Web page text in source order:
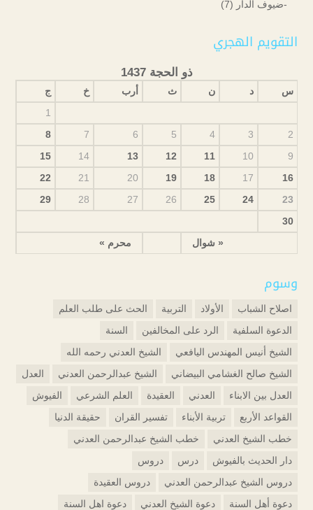
-ضيوف الدار (7)
التقويم الهجري
ذو الحجة 1437
س د ن ث أرب خ ج
« شوال محرم »
1
2
3
4
5
6
7
8
9
10
11
12
13
14
15
16
17
18
19
20
21
22
23
24
25
26
27
28
29
30
وسوم
اصلاح الشباب الأولاد التربية
الحث على طلب العلم
الدعوة السلفية
الرد على المخالفين
السنة
الشيخ أنيس المهندس اليافعي
الشيخ العدني رحمه الله
الشيخ صالح الغشامي البيضاني
الشيخ عبدالرحمن العدني
العدل
العدل بين الابناء
العدني العقيدة العلم الشرعي
الفيوش
القواعد الأربع
تربية الأبناء تفسير القران
حقيقة الدنيا
خطب الشيخ العدني
خطب الشيخ عبدالرحمن العدني
دار الحديث بالفيوش
درس
دروس
دروس الشيخ عبدالرحمن العدني
دروس العقيدة
دعوة أهل السنة
دعوة الشيخ العدني دعوة اهل السنة